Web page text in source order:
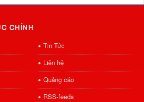
CHÍNH
Tin Tức
Liên hệ
Quảng cáo
RSS-feeds